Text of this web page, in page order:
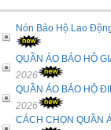
Nón Bảo Hộ Lao
QUẦN ÁO BẢO HỘ
2026
QUẦN ÁO BẢO HỘ
2026
CÁCH CHỌN QUẦN